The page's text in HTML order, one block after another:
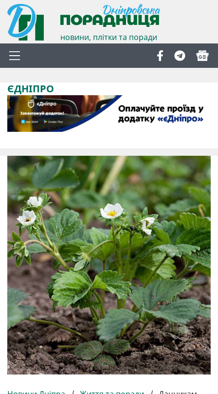
новини, плітки та поради
ЄДНІПРО